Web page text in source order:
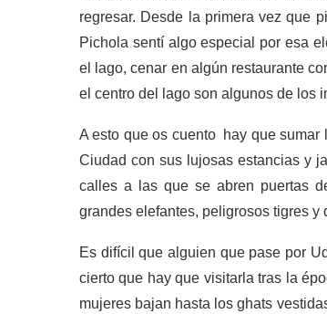
regresar. Desde la primera vez que
Pichola sentí algo especial por esa
el lago, cenar en algún restaurante
el centro del lago son algunos de los
A esto que os cuento hay que
Ciudad con sus lujosas estancias y
calles a las que se abren puertas
grandes elefantes, peligrosos tigres
Es difícil que alguien que pase por
cierto que hay que visitarla tras la
mujeres bajan hasta los ghats